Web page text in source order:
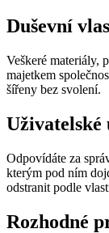
Duševní
Veškeré materiály,
majetkem
šířeny bez svolení.
Uživatelské
Odpovídáte za
kterým pod ním
odstranit podle
Rozhodné